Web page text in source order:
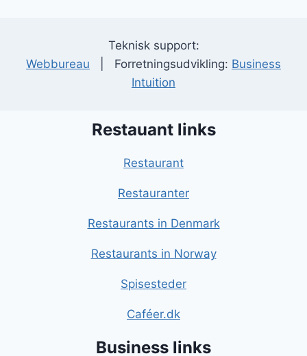
Teknisk support:
Webbureau | Forretningsudvikling: Business
Intuition
Restauant links
Restaurant
Restauranter
Restaurants in Denmark
Restaurants in Norway
Spisesteder
Caféer.dk
Business links